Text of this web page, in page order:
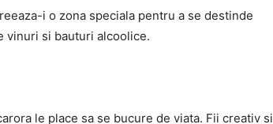
i o zona speciala pentru a se destinde
vinuri si bauturi alcoolice.
le place sa se bucure de viata. Fii creativ si